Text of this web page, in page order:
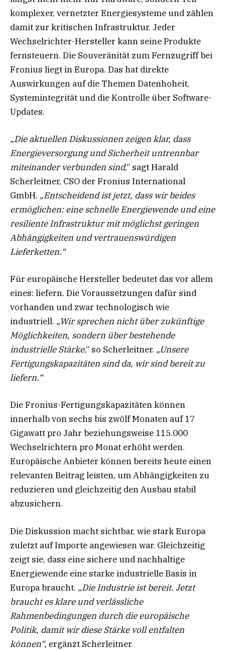
komplexer, vernetzter Energiesysteme und zählen
damit zur kritischen Infrastruktur. Jeder
Wechselrichter-Hersteller kann seine Produkte
fernsteuern. Die Souveränität zum Fernzugriff bei
Fronius liegt in Europa. Das hat direkte
Auswirkungen auf die Themen Datenhoheit,
Systemintegrität und die Kontrolle über Software-
Updates.
„Die aktuellen Diskussionen zeigen klar, dass
Energieversorgung und Sicherheit untrennbar
miteinander verbunden sind,“ sagt Harald
Scherleitner, CSO der Fronius International
GmbH. „Entscheidend ist jetzt, dass wir beides
ermöglichen: eine schnelle Energiewende und eine
resiliente Infrastruktur mit möglichst geringen
Abhängigkeiten und vertrauenswürdigen
Lieferketten.“
Für europäische Hersteller bedeutet das vor allem
eines: liefern. Die Voraussetzungen dafür sind
vorhanden und zwar technologisch wie
industriell. „Wir sprechen nicht über zukünftige
Möglichkeiten, sondern über bestehende
industrielle Stärke,“ so Scherleitner. „Unsere
Fertigungskapazitäten sind da, wir sind bereit zu
liefern.“
Die Fronius-Fertigungskapazitäten können
innerhalb von sechs bis zwölf Monaten auf 17
Gigawatt pro Jahr beziehungsweise 115.000
Wechselrichtern pro Monat erhöht werden.
Europäische Anbieter können bereits heute einen
relevanten Beitrag leisten, um Abhängigkeiten zu
reduzieren und gleichzeitig den Ausbau stabil
abzusichern.
Die Diskussion macht sichtbar, wie stark Europa
zuletzt auf Importe angewiesen war. Gleichzeitig
zeigt sie, dass eine sichere und nachhaltige
Energiewende eine starke industrielle Basis in
Europa braucht. „Die Industrie ist bereit. Jetzt
braucht es klare und verlässliche
Rahmenbedingungen durch die europäische
Politik, damit wir diese Stärke voll entfalten
können“, ergänzt Scherleitner.